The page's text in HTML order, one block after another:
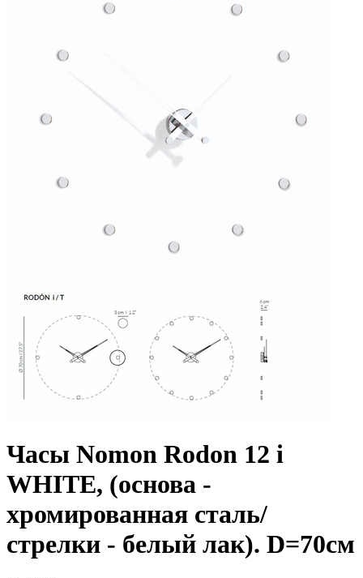
Часы Nomon Rodon 12 i
WHITE, (основа -
хромированная сталь/
стрелки - белый лак). D=70см